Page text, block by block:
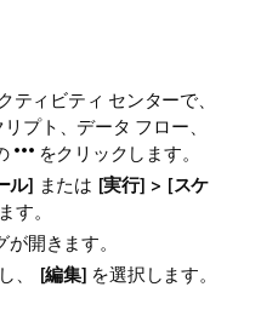
ティビティ センターで、
プト、データ フロー、
をクリックします。
ル] または [実行] > [スケ
す。
開きます。
、 [編集] を選択します。